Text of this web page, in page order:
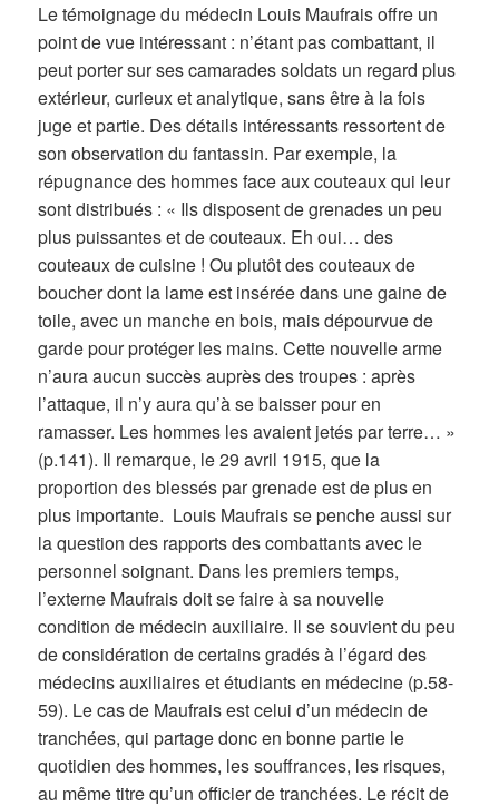
Le témoignage du médecin Louis Maufrais offre un
point de vue intéressant : n’étant pas combattant, il
peut porter sur ses camarades soldats un regard plus
extérieur, curieux et analytique, sans être à la fois
juge et partie. Des détails intéressants ressortent de
son observation du fantassin. Par exemple, la
répugnance des hommes face aux couteaux qui leur
sont distribués : « Ils disposent de grenades un peu
plus puissantes et de couteaux. Eh oui… des
couteaux de cuisine ! Ou plutôt des couteaux de
boucher dont la lame est insérée dans une gaine de
toile, avec un manche en bois, mais dépourvue de
garde pour protéger les mains. Cette nouvelle arme
n’aura aucun succès auprès des troupes : après
l’attaque, il n’y aura qu’à se baisser pour en
ramasser. Les hommes les avaient jetés par terre… »
(p.141). Il remarque, le 29 avril 1915, que la
proportion des blessés par grenade est de plus en
plus importante. Louis Maufrais se penche aussi sur
la question des rapports des combattants avec le
personnel soignant. Dans les premiers temps,
l’externe Maufrais doit se faire à sa nouvelle
condition de médecin auxiliaire. Il se souvient du peu
de considération de certains gradés à l’égard des
médecins auxiliaires et étudiants en médecine (p.58-
59). Le cas de Maufrais est celui d’un médecin de
tranchées, qui partage donc en bonne partie le
quotidien des hommes, les souffrances, les risques,
au même titre qu’un officier de tranchées. Le récit de